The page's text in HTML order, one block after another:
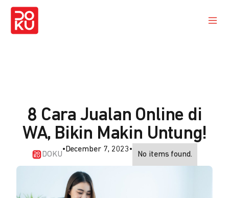
8 Cara Jualan Online di
WA, Bikin Makin Untung!
DOKU
• December 7, 2023•
No items found.